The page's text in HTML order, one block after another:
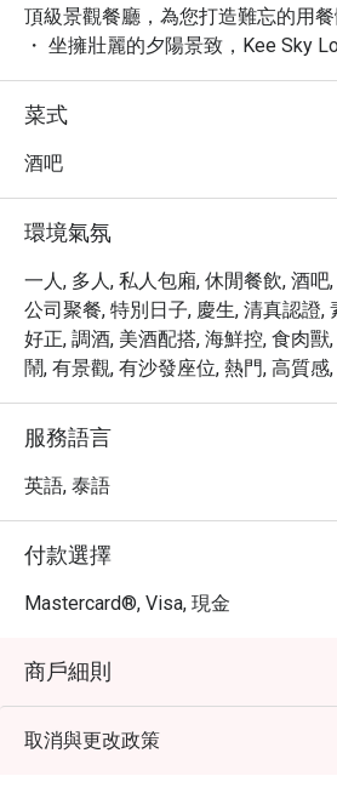
頂級景觀餐廳，為您打造難忘的用餐
・ 坐擁壯麗的夕陽景致，Kee Sky
精緻晚餐與創意調酒的理想場所。
・ 憑藉其新潮、高級的氛圍，這裡
日、享用浪漫晚餐的首選，更以絕佳
酒贏得 4.5 星好評。
的悠閒時光。
・ 透過 Eatigo 預訂 Kee Sky
折優惠，讓您的頂級用餐體驗更加
菜式
酒吧
環境氣氛
一人, 多人, 私人包廂, 休閒餐飲, 酒吧
公司聚餐, 特別日子, 慶生, 清真認證,
好正, 調酒, 美酒配搭, 海鮮控, 食肉獸
鬧, 有景觀, 有沙發座位, 熱門, 高質感
服務語言
英語, 泰語
付款選擇
Mastercard®, Visa, 現金
商戶細則
取消與更改政策